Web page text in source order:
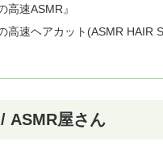
高速ASMR』
高速ヘアカット(ASMR HAIR
ASMR屋さん